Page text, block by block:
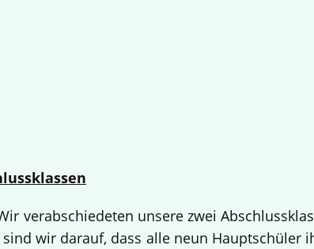
verabschiedeten unsere zwei
wir darauf, dass alle neun